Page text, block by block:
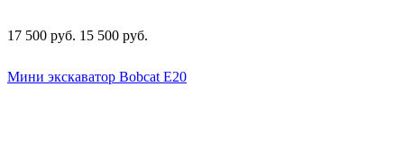
17 500 руб. 15 500 руб.
Мини экскаватор Bobcat E20